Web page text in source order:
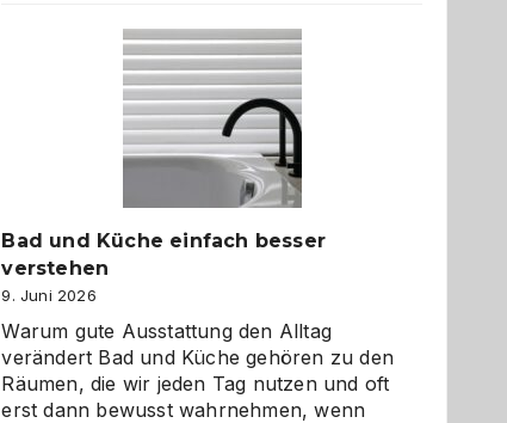
Bad und Küche einfach besser
verstehen
9. Juni 2026
Warum gute Ausstattung den Alltag
verändert Bad und Küche gehören zu den
Räumen, die wir jeden Tag nutzen und oft
erst dann bewusst wahrnehmen, wenn